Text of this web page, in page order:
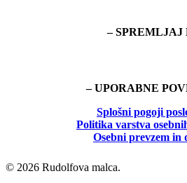
– SPREMLJAJ
– UPORABNE
Splošni pogoji
Politika varstva
Osebni prevzem in
© 2026 Rudolfova malca.